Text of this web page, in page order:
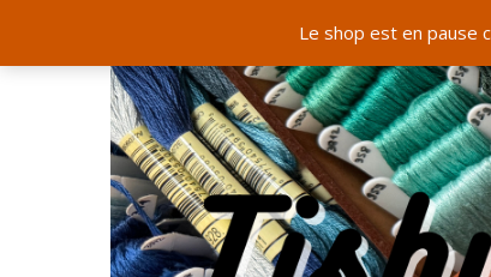
Le shop est en pause